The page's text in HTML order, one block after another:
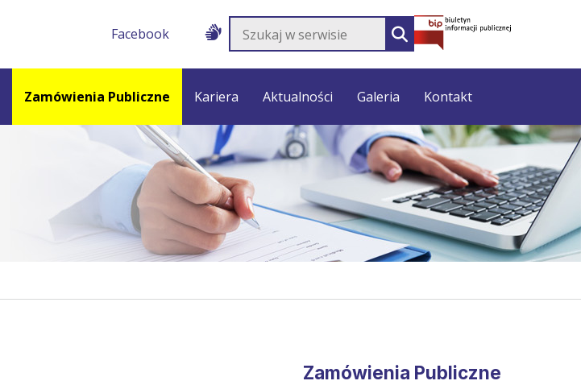
Facebook Szukaj w serwisie SZUKAJ
Zamówienia Publiczne Kariera Aktualności Galeria Kontakt
Zamówienia Publiczne